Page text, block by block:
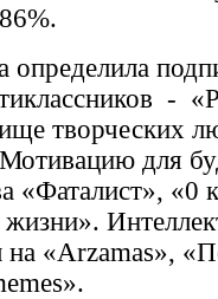
определила
-
творческих
для
«Фаталист», «0
на «Arzamas»,